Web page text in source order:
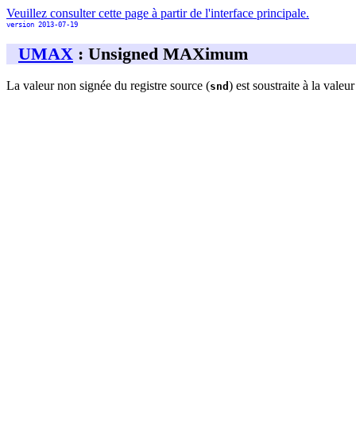
Veuillez consulter cette page à partir de l'interface principale.
version 2013-07-19
UMAX : Unsigned MAXimum
La valeur non signée du registre source (snd ) est soustraite à la